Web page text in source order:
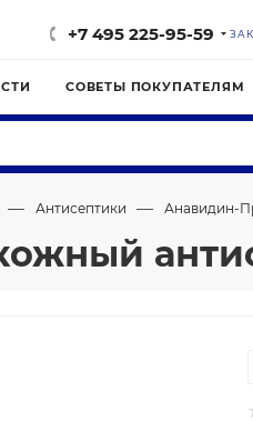
+7 495 225-95-59
СОВЕТЫ ПОКУПАТЕЛЯМ
— Антисептики — Анавидин-